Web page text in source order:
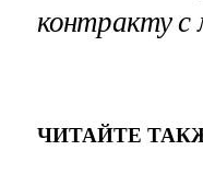
контракту с
ЧИТАЙТЕ